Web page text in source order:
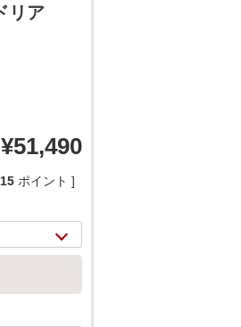
リア
¥51,490
ポイント ]